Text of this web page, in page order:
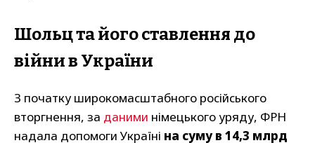
Шольц та його ставлення до
війни в України
З початку широкомасштабного російського
вторгнення, за даними німецького уряду, ФРН
надала допомоги Україні на суму в 14,3 млрд